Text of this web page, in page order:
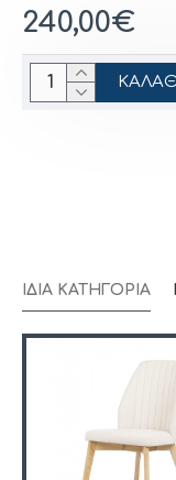
240,00€
ΊΔΙΑ ΚΑΤΗΓΟΡΊΑ